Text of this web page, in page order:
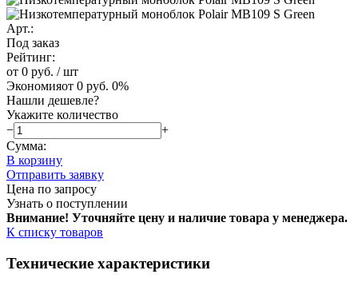
Арт.:
Под заказ
Рейтинг:
от 0 руб. / шт
Экономияот 0 руб. 0%
Нашли дешевле?
Укажите количество
−
+
Сумма:
В корзину
Отправить заявку
Цена по запросу
Узнать о поступлении
Внимание! Уточняйте цену и наличие товара у менеджера.
К списку товаров
Технические характеристики